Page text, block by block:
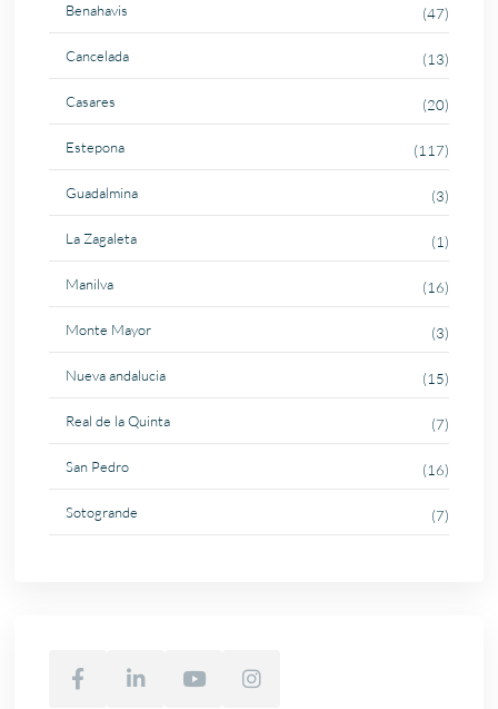
Benahavis (47)
Cancelada (13)
Casares (20)
Estepona (117)
Guadalmina (3)
La Zagaleta (1)
Manilva (16)
Monte Mayor (3)
Nueva andalucia (15)
Real de la Quinta (7)
San Pedro (16)
Sotogrande (7)